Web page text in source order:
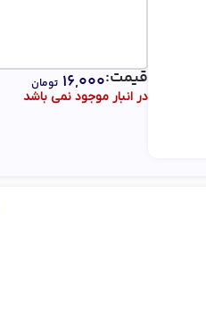
در انبار موجود نمی باشد
قیمت:۱۶,۰۰۰ تومان